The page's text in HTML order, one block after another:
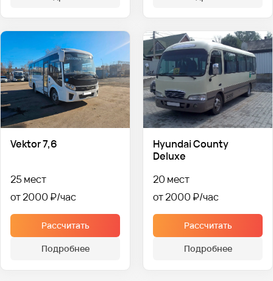
Vektor 7,6
25 мест
от 2000 ₽
Рассчитать
Подробнее
Hyundai County
Deluxe
20 мест
от 2000 ₽
Рассчитать
Подробнее